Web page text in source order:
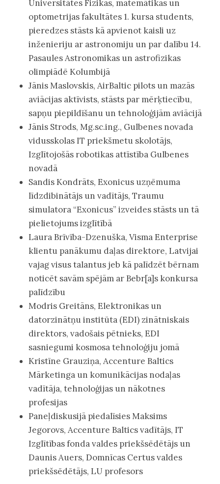
Universitātes Fizikas, matemātikas un
optometrijas fakultātes 1. kursa students,
pieredzes stāsts kā apvienot kaisli uz
inženieriju ar astronomiju un par dalību 14.
Pasaules Astronomikas un astrofizikas
olimpiādē Kolumbijā
Jānis Maslovskis, AirBaltic pilots un mazās
aviācijas aktīvists, stāsts par mērķtiecību,
sapņu piepildīšanu un tehnoloģijām aviācijā
Jānis Strods, Mg.sc.ing., Gulbenes novada
vidusskolas IT priekšmetu skolotājs,
Izglītojošās robotikas attīstība Gulbenes
novadā
Sandis Kondrāts, Exonicus uzņēmuma
līdzdibinātājs un vadītājs, Traumu
simulatora “Exonicus” izveides stāsts un tā
pielietojums izglītībā
Laura Brīvība-Dzenuška, Visma Enterprise
klientu panākumu daļas direktore, Latvijai
vajag visus talantus jeb kā palīdzēt bērnam
noticēt savām spējām ar Bebr[a]s konkursa
palīdzību
Modris Greitāns, Elektronikas un
datorzinātņu institūta (EDI) zinātniskais
direktors, vadošais pētnieks, EDI
sasniegumi kosmosa tehnoloģiju jomā
Kristīne Grauziņa, Accenture Baltics
Mārketinga un komunikācijas nodaļas
vadītāja, tehnoloģijas un nākotnes
profesijas
Paneļdiskusijā piedalīsies Maksims
Jegorovs, Accenture Baltics vadītājs, IT
Izglītības fonda valdes priekšsēdētājs un
Daunis Auers, Domnīcas Certus valdes
priekšsēdētājs, LU profesors